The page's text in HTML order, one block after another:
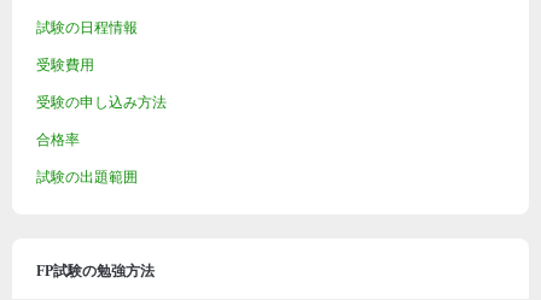
試験の日程情報
受験費用
受験の申し込み方法
合格率
試験の出題範囲
FP試験の勉強方法